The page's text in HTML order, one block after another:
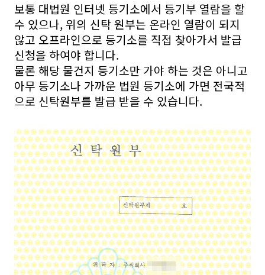
보통 대법원 인터넷 등기소에서 등기부 열람을 할
수 있으나, 위의 신탁 원부는 온라인 열람이 되지
않고 오프라인으로 등기소를 직접 찾아가서 발급
신청을 하여야 합니다.
물론 해당 물건지 등기소만 가야 하는 것은 아니고
아무 등기소나 가까운 법원 등기소에 가면 전국적
으로 신탁원부를 발급 받을 수 있습니다.